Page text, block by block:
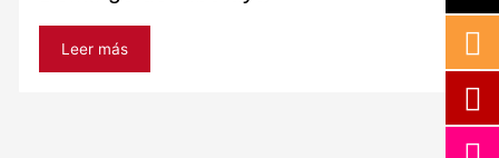
Leer más